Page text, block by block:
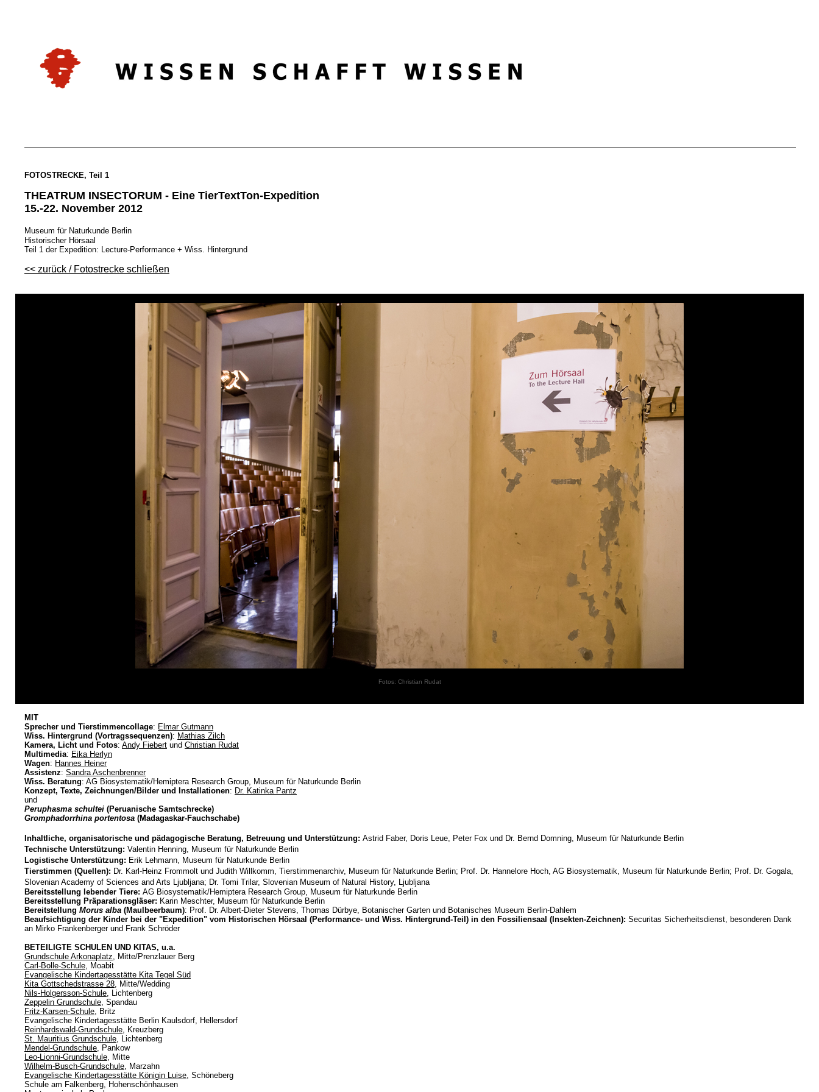
FOTOSTRECKE, Teil 1
THEATRUM INSECTORUM - Eine TierTextTon-Expedition
15.-22. November 2012
Museum für Naturkunde Berlin
Historischer Hörsaal
Teil 1 der Expedition: Lecture-Performance + Wiss. Hintergrund
<< zurück / Fotostrecke schließen
Fotos: Christian Rudat
MIT
Sprecher und Tierstimmencollage: Elmar Gutmann
Wiss. Hintergrund (Vortragssequenzen): Mathias Zilch
Kamera, Licht und Fotos: Andy Fiebert und Christian Rudat
Multimedia: Eika Herlyn
Wagen: Hannes Heiner
Assistenz: Sandra Aschenbrenner
Wiss. Beratung: AG Biosystematik/Hemiptera Research Group, Museum für Naturkunde Berlin
Konzept, Texte, Zeichnungen/Bilder und Installationen: Dr. Katinka Pantz
und
Peruphasma schultei (Peruanische Samtschrecke)
Gromphadorrhina portentosa (Madagaskar-Fauchschabe)
Inhaltliche, organisatorische und pädagogische Beratung, Betreuung und Unterstützung: Astrid Faber, Doris Leue, Peter Fox und Dr. Bernd Domning, Museum für Naturkunde Berlin
Technische Unterstützung: Valentin Henning, Museum für Naturkunde Berlin
Logistische Unterstützung: Erik Lehmann, Museum für Naturkunde Berlin
Tierstimmen (Quellen): Dr. Karl-Heinz Frommolt und Judith Willkomm, Tierstimmenarchiv, Museum für Naturkunde Berlin; Prof. Dr. Hannelore Hoch, AG Biosystematik, Museum für Naturkunde Berlin; Prof. Dr. Gogala,
Slovenian Academy of Sciences and Arts Ljubljana; Dr. Tomi Trilar, Slovenian Museum of Natural History, Ljubljana
Bereitsstellung lebender Tiere: AG Biosystematik/Hemiptera Research Group, Museum für Naturkunde Berlin
Bereitsstellung Präparationsgläser: Karin Meschter, Museum für Naturkunde Berlin
Bereitstellung Morus alba (Maulbeerbaum): Prof. Dr. Albert-Dieter Stevens, Thomas Dürbye, Botanischer Garten und Botanisches Museum Berlin-Dahlem
Beaufsichtigung der Kinder bei der "Expedition" vom Historischen Hörsaal (Performance- und Wiss. Hintergrund-Teil) in den Fossiliensaal (Insekten-Zeichnen): Securitas Sicherheitsdienst, besonderen Dank
an Mirko Frankenberger und Frank Schröder
BETEILIGTE SCHULEN UND KITAS, u.a.
Grundschule Arkonaplatz, Mitte/Prenzlauer Berg
Carl-Bolle-Schule, Moabit
Evangelische Kindertagesstätte Kita Tegel Süd
Kita Gottschedstrasse 28, Mitte/Wedding
Nils-Holgersson-Schule, Lichtenberg
Zeppelin Grundschule, Spandau
Fritz-Karsen-Schule, Britz
Evangelische Kindertagesstätte Berlin Kaulsdorf, Hellersdorf
Reinhardswald-Grundschule, Kreuzberg
St. Mauritius Grundschule, Lichtenberg
Mendel-Grundschule, Pankow
Leo-Lionni-Grundschule, Mitte
Wilhelm-Busch-Grundschule, Marzahn
Evangelische Kindertagesstätte Königin Luise, Schöneberg
Schule am Falkenberg, Hohenschönhausen